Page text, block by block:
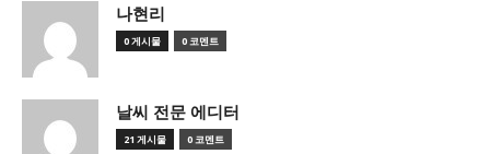
나현리
0 게시물 0 코멘트
날씨 전문 에디터
21 게시물 0 코멘트